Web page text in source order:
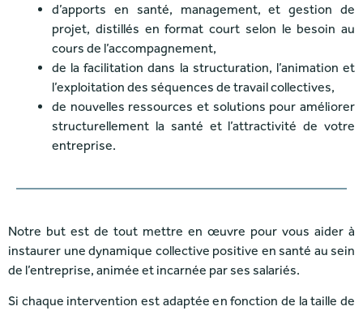
d’apports en santé, management, et gestion de
projet, distillés en format court selon le besoin au
cours de l’accompagnement,
de la facilitation dans la structuration, l’animation et
l’exploitation des séquences de travail collectives,
de nouvelles ressources et solutions pour améliorer
structurellement la santé et l’attractivité de votre
entreprise.
Notre but est de tout mettre en œuvre pour vous aider à
instaurer une dynamique collective positive en santé au sein
de l’entreprise, animée et incarnée par ses salariés.
Si chaque intervention est adaptée en fonction de la taille de